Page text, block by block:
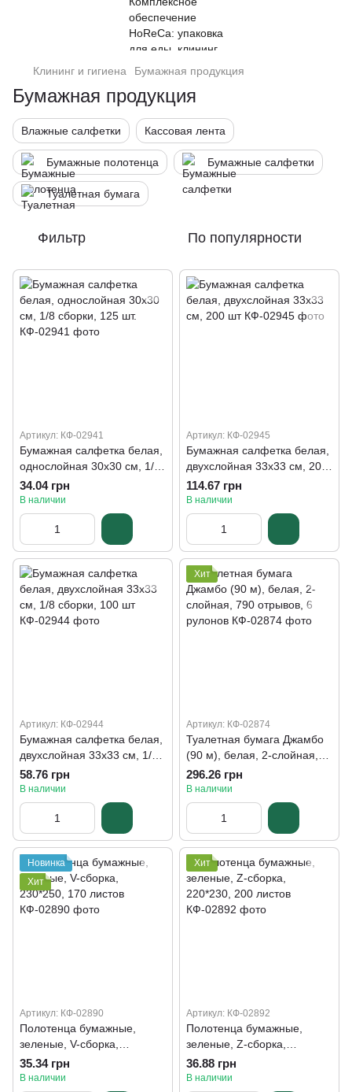
Клининг и гигиена Бумажная продукция
Бумажная продукция
Влажные салфетки Кассовая лента
Бумажные полотенца Бумажные салфетки
Туалетная бумага
Фильтр По популярности
Артикул: КФ-02941
Бумажная салфетка белая,
однослойная 30х30 см, 1/8
сборки, 125 шт.
34.04 грн
В наличии
Артикул: КФ-02945
Бумажная салфетка белая,
двухслойная 33х33 см, 200
шт
114.67 грн
В наличии
Артикул: КФ-02944
Бумажная салфетка белая,
двухслойная 33х33 см, 1/8
сборки, 100 шт
58.76 грн
В наличии
Хит
Артикул: КФ-02874
Туалетная бумага Джамбо
(90 м), белая, 2-слойная,
790 отрывов, 6 рулонов
296.26 грн
В наличии
Новинка
Хит
Артикул: КФ-02890
Полотенца бумажные,
зеленые, V-сборка,
230*250, 170 листов
35.34 грн
В наличии
Хит
Артикул: КФ-02892
Полотенца бумажные,
зеленые, Z-сборка,
220*230, 200 листов
36.88 грн
В наличии